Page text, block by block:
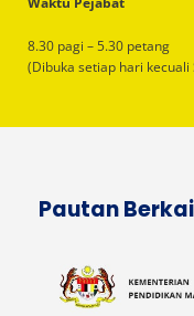
8.30 pagi – 5.30 petang
(Dibuka setiap hari
Pautan